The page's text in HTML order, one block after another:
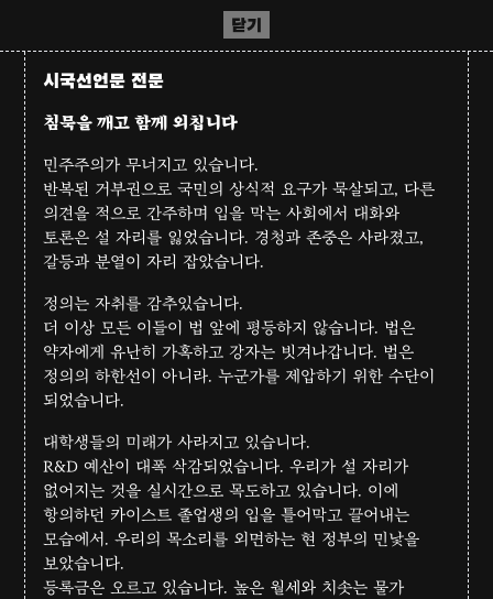
닫기
시국선언문 전문
침묵을 깨고 함께 외칩니다
민주주의가 무너지고 있습니다.
반복된 거부권으로 국민의 상식적 요구가 묵살되고, 다른
의견을 적으로 간주하며 입을 막는 사회에서 대화와
토론은 설 자리를 잃었습니다. 경청과 존중은 사라졌고,
갈등과 분열이 자리 잡았습니다.
정의는 자취를 감추있습니다.
더 이상 모든 이들이 법 앞에 평등하지 않습니다. 법은
약자에게 유난히 가혹하고 강자는 빗겨나갑니다. 법은
정의의 하한선이 아니라. 누군가를 제압하기 위한 수단이
되었습니다.
대학생들의 미래가 사라지고 있습니다.
R&D 예산이 대폭 삭감되었습니다. 우리가 설 자리가
없어지는 것을 실시간으로 목도하고 있습니다. 이에
항의하던 카이스트 졸업생의 입을 틀어막고 끌어내는
모습에서. 우리의 목소리를 외면하는 현 정부의 민낯을
보았습니다.
등록금은 오르고 있습니다. 높은 월세와 치솟는 물가